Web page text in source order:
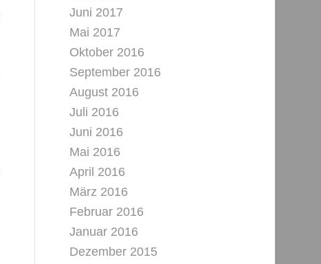
Juni 2017
Mai 2017
Oktober 2016
September 2016
August 2016
Juli 2016
Juni 2016
Mai 2016
April 2016
März 2016
Februar 2016
Januar 2016
Dezember 2015